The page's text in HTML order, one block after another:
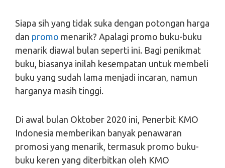
Siapa sih yang tidak suka dengan potongan harga
dan promo menarik? Apalagi promo buku-buku
menarik diawal bulan seperti ini. Bagi penikmat
buku, biasanya inilah kesempatan untuk membeli
buku yang sudah lama menjadi incaran, namun
harganya masih tinggi.
Di awal bulan Oktober 2020 ini, Penerbit KMO
Indonesia memberikan banyak penawaran
promosi yang menarik, termasuk promo buku-
buku keren yang diterbitkan oleh KMO